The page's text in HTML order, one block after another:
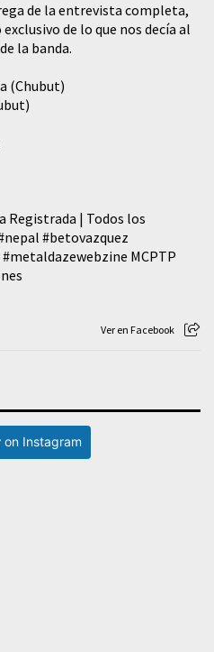
de la entrevista completa,
de lo que nos decía al
la banda.
(Chubut)
Registrada | Todos los
#betovazquez
#metaldazewebzine MCPTP
Ver en Facebook
on Instagram